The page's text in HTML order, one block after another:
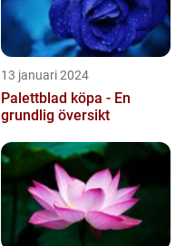
13 januari 2024
Palettblad köpa - En
grundlig översikt